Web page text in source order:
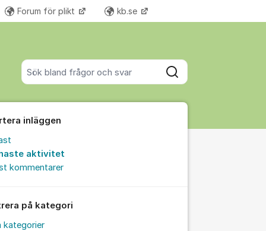
Sök bland alla inlägg
Sök
Forum för plikt kb.se Fler supportlänkar
inläggen
aktivitet
kommentarer
på kategori
kategorier